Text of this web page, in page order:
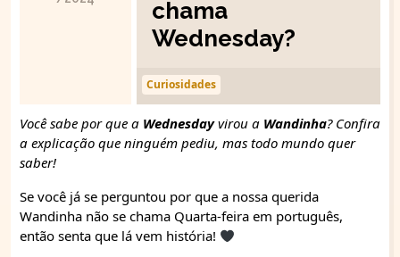
chama
Wednesday?
Curiosidades
Você sabe por que a Wednesdayvirou a Wandinha? Confira
a explicação que ninguém pediu, mas todo mundo quer
saber!
Se você já se perguntou por que a nossa querida
Wandinha não se chama Quarta-feira em português,
então senta que lá vem história!